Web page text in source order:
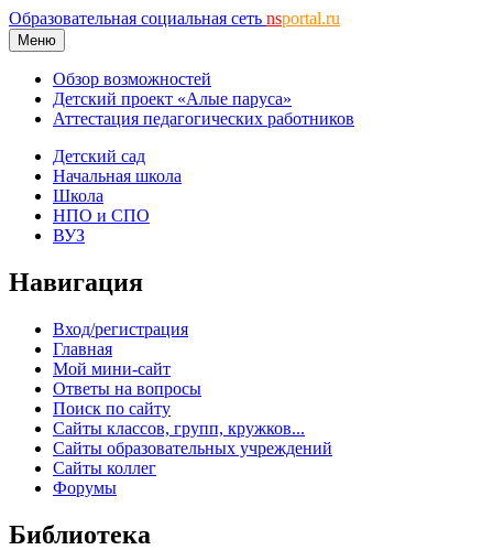
Образовательная социальная сеть nsportal.ru
Меню
Обзор возможностей
Детский проект «Алые паруса»
Аттестация педагогических работников
Детский сад
Начальная школа
Школа
НПО и СПО
ВУЗ
Навигация
Вход/регистрация
Главная
Мой мини-сайт
Ответы на вопросы
Поиск по сайту
Сайты классов, групп, кружков...
Сайты образовательных учреждений
Сайты коллег
Форумы
Библиотека